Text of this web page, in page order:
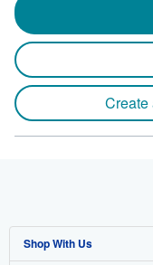
Create
Shop With Us